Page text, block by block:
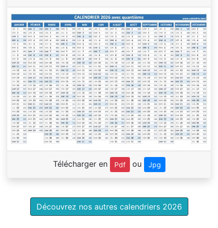
Télécharger en Pdf ou Jpg
Découvrez nos autres calendriers 2026